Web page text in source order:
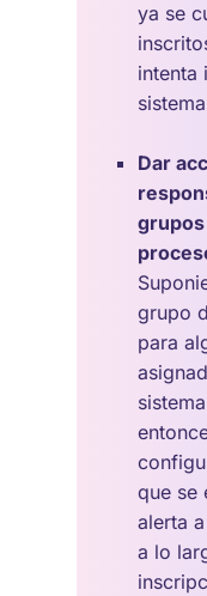
ya se
intenta
Dar
grupo
para
que se
alerta
a lo